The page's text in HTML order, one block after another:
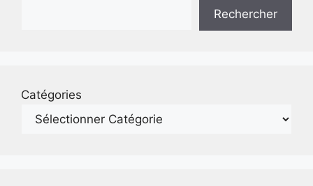
Rechercher
Catégories